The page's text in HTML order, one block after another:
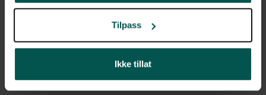
Tilpass
Ikke tillat
Bedriftshelsetjenester